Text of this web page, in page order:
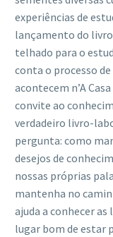
experiências de
lançamento do
telhado para o
conta o processo
acontecem n’A
convite ao
verdadeiro livro-
pergunta: como
desejos de
nossas próprias
mantenha no
ajuda a conhecer
lugar bom de estar